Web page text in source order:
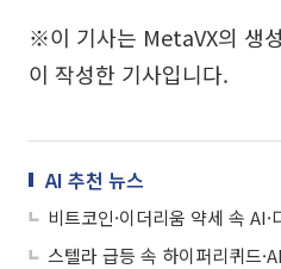
※이 기사는 MetaVX의 생
이 작성한 기사입니다.
AI 추천 뉴스
비트코인·이더리움 약세 속 AI·
스텔라 급등 속 하이퍼리퀴드